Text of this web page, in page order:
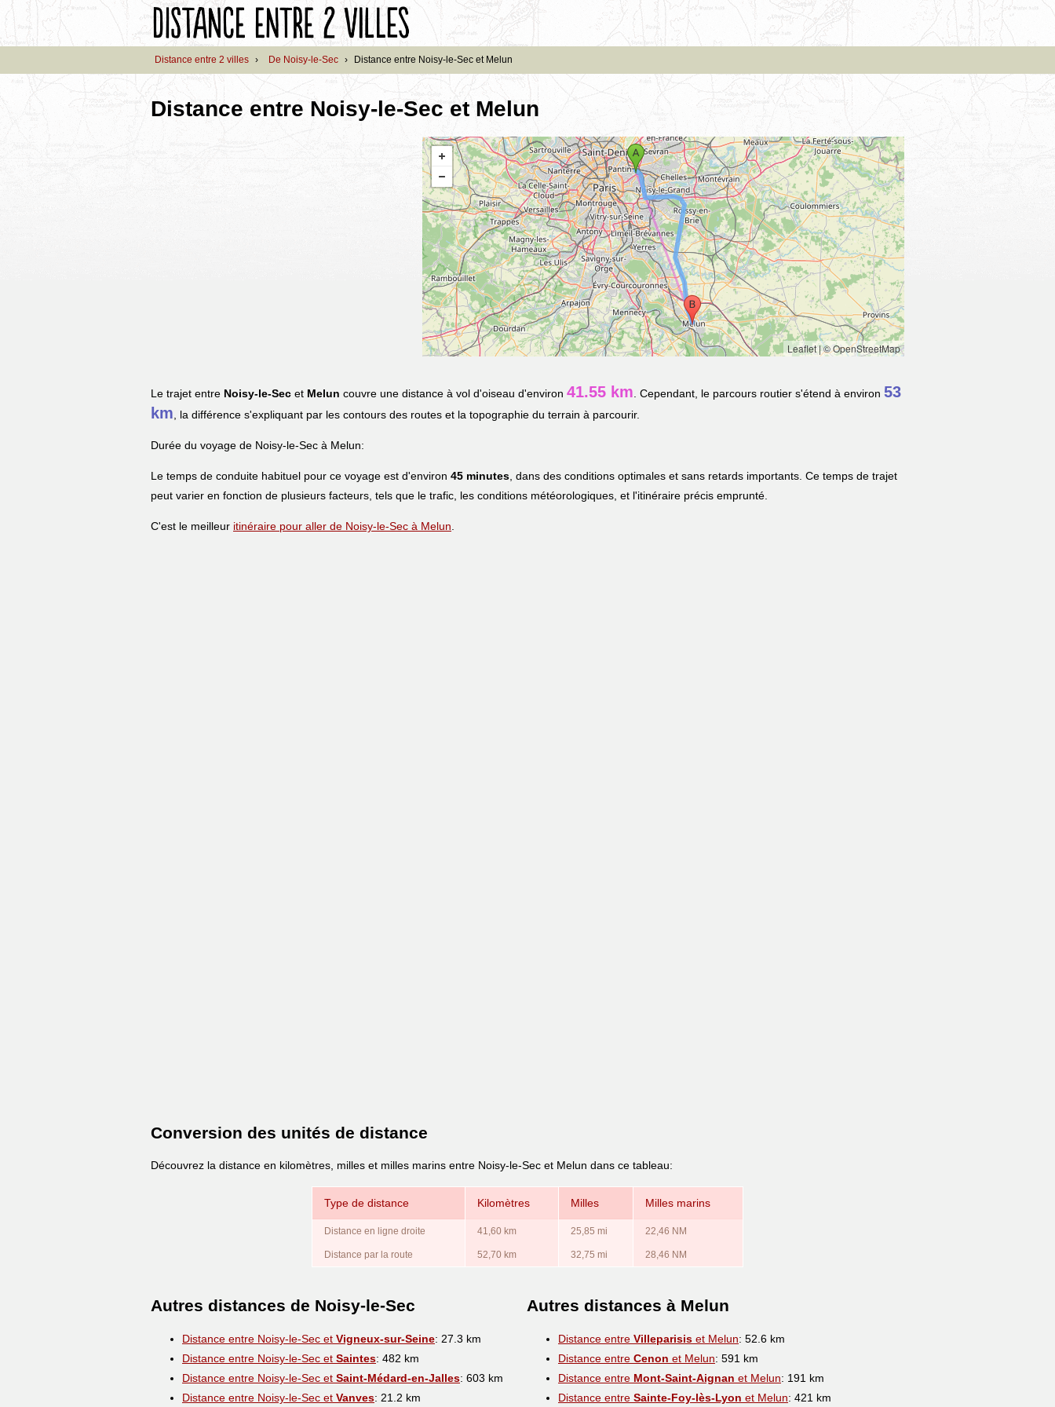
Distance entre 2 villes › De Noisy-le-Sec › Distance entre Noisy-le-Sec et Melun
Distance entre Noisy-le-Sec et Melun
Leaflet|© OpenStreetMap
Le trajet entre Noisy-le-Sec et Melun couvre une distance à vol d'oiseau d'environ 41.55 km . Cependant, le parcours routier s'étend à environ 53
km , la différence s'expliquant par les contours des routes et la topographie du terrain à parcourir.
Durée du voyage de Noisy-le-Sec à Melun:
Le temps de conduite habituel pour ce voyage est d'environ 45 minutes , dans des conditions optimales et sans retards importants. Ce temps de trajet
peut varier en fonction de plusieurs facteurs, tels que le trafic, les conditions météorologiques, et l'itinéraire précis emprunté.
C'est le meilleur itinéraire pour aller de Noisy-le-Sec à Melun
Conversion des unités de distance
Découvrez la distance en kilomètres, milles et milles marins entre Noisy-le-Sec et Melun dans ce tableau:
Type de distance Kilomètres Milles Milles marins
Distance en ligne droite 41,60 km 25,85 mi 22,46 NM
Distance par la route 52,70 km 32,75 mi 28,46 NM
Autres distances de Noisy-le-Sec
Distance entre Noisy-le-Sec et Vigneux-sur-Seine: 27.3 km
Distance entre Noisy-le-Sec et Saintes: 482 km
Distance entre Noisy-le-Sec et Saint-Médard-en-Jalles: 603 km
Distance entre Noisy-le-Sec et Vanves: 21.2 km
Autres distances à Melun
Distance entre Villeparisis et Melun: 52.6 km
Distance entre Cenon et Melun: 591 km
Distance entre Mont-Saint-Aignan et Melun: 191 km
Distance entre Sainte-Foy-lès-Lyon et Melun: 421 km